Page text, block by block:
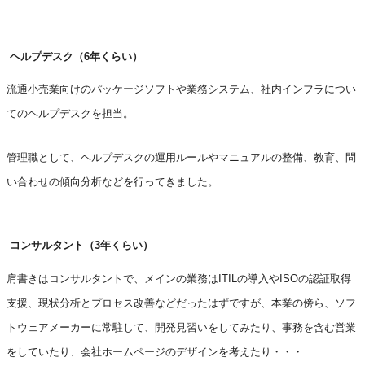
ヘルプデスク（6年くらい）
流通小売業向けのパッケージソフトや業務システム、社内インフラについ
てのヘルプデスクを担当。
管理職として、ヘルプデスクの運用ルールやマニュアルの整備、教育、 問
い合わせの傾向分析などを行ってきました。
コンサルタント（3年くらい）
肩書きはコンサルタントで、メインの業務はITILの導入やISOの認証取得
支援、 現状分析とプロセス改善などだったはずですが、本業の傍ら、ソフ
トウェアメーカーに常駐して、 開発見習いをしてみたり、事務を含む営業
をしていたり、会社ホームページのデザインを考えたり・・・